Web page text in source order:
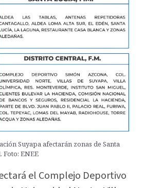
Suyapa afectarán zonas de Santa
ENEE
el Complejo Deportivo